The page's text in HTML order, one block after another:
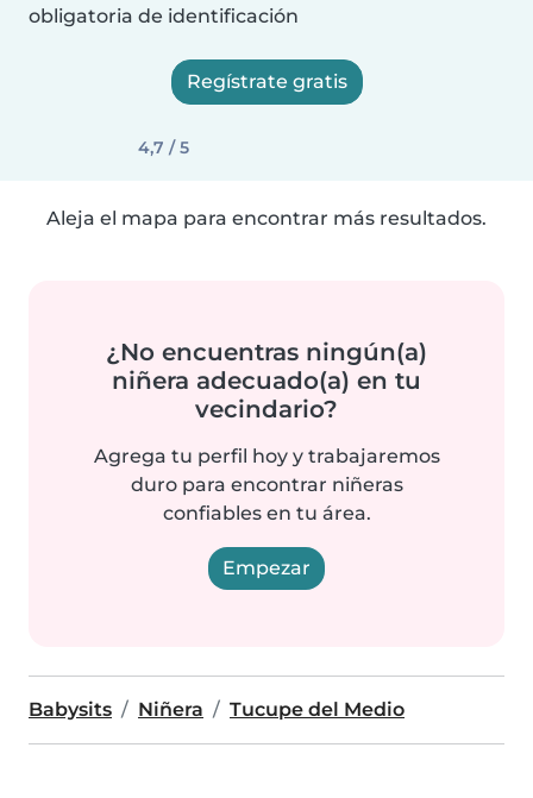
obligatoria de identificación
Regístrate gratis
4,7 / 5
Aleja el mapa para encontrar más resultados.
¿No encuentras ningún(a)
niñera adecuado(a) en tu
vecindario?
Agrega tu perfil hoy y trabajaremos
duro para encontrar niñeras
confiables en tu área.
Empezar
Babysits Niñera Tucupe del Medio